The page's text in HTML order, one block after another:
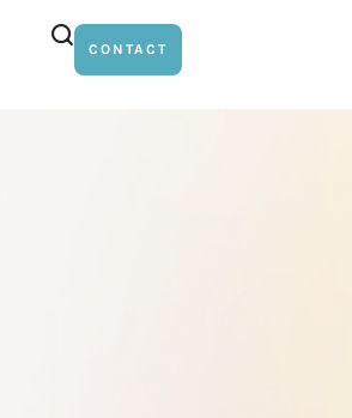
CONTACT